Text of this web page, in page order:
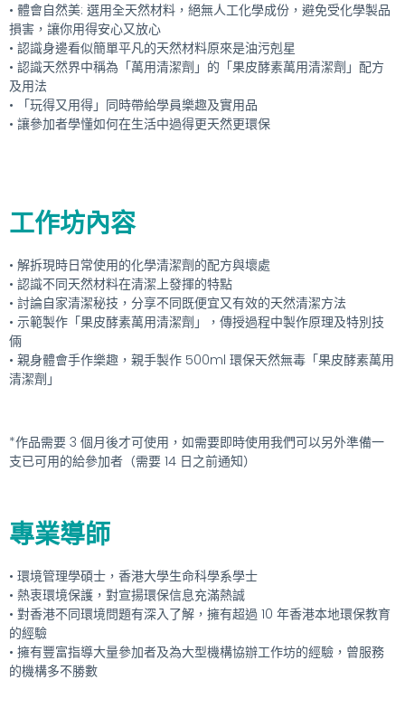
• 體會自然美: 選用全天然材料，絕無人工化學成份，避免受化學製品
損害，讓你用得安心又放心
• 認識身邊看似簡單平凡的天然材料原來是油污剋星
• 認識天然界中稱為「萬用清潔劑」的「果皮酵素萬用清潔劑」配方
及用法
• 「玩得又用得」同時帶給學員樂趣及實用品
• 讓參加者學懂如何在生活中過得更天然更環保
工作坊內容
• 解拆現時日常使用的化學清潔劑的配方與壞處
• 認識不同天然材料在清潔上發揮的特點
• 討論自家清潔秘技，分享不同既便宜又有效的天然清潔方法
• 示範製作「果皮酵素萬用清潔劑」，傳授過程中製作原理及特別技
倆
• 親身體會手作樂趣，親手製作 500ml 環保天然無毒「果皮酵素萬用
清潔劑」
*作品需要 3 個月後才可使用，如需要即時使用我們可以另外準備一
支已可用的給參加者（需要 14 日之前通知）
專業導師
• 環境管理學碩士，香港大學生命科學系學士
• 熱衷環境保護，對宣揚環保信息充滿熱誠
• 對香港不同環境問題有深入了解，擁有超過 10 年香港本地環保教育
的經驗
• 擁有豐富指導大量參加者及為大型機構協辦工作坊的經驗，曾服務
的機構多不勝數